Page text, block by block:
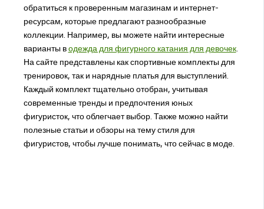
обратиться к проверенным магазинам и интернет-
ресурсам, которые предлагают разнообразные
коллекции. Например, вы можете найти интересные
варианты водежда для фигурного катания для девочек.
На сайте представлены как спортивные комплекты для
тренировок, так и нарядные платья для выступлений.
Каждый комплект тщательно отобран, учитывая
современные тренды и предпочтения юных
фигуристок, что облегчает выбор. Также можно найти
полезные статьи и обзоры на тему стиля для
фигуристов, чтобы лучше понимать, что сейчас в моде.